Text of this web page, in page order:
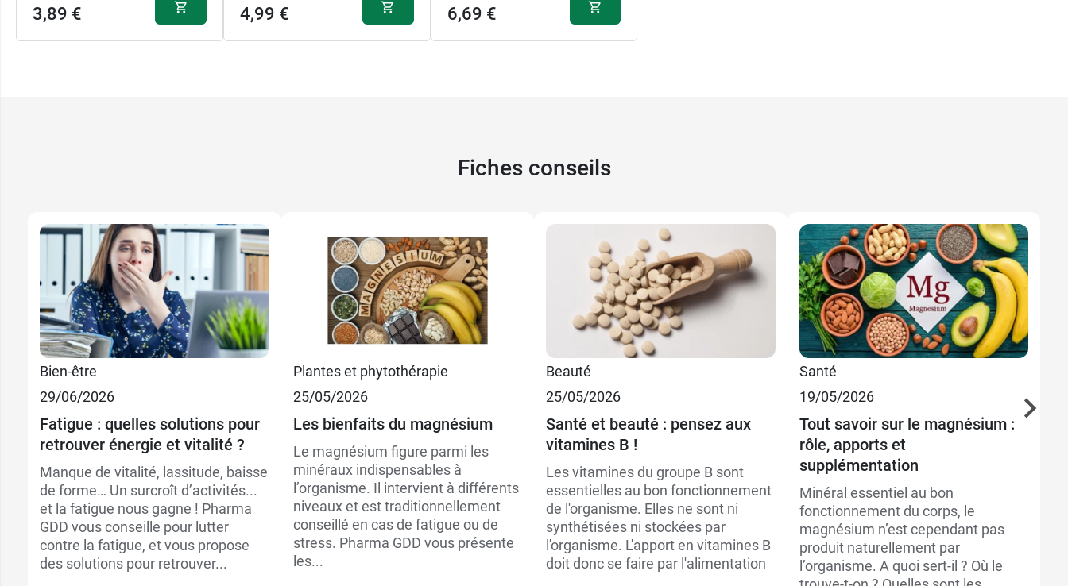
3,89 € 4,99 € 6,69 €
Fiches conseils
Bien-être
29/06/2026
Fatigue : quelles solutions pour
retrouver énergie et vitalité ?
Manque de vitalité, lassitude, baisse
de forme… Un surcroît d’activités...
et la fatigue nous gagne ! Pharma
GDD vous conseille pour lutter
contre la fatigue, et vous propose
des solutions pour retrouver...
Plantes et phytothérapie
25/05/2026
Les bienfaits du magnésium
Le magnésium figure parmi les
minéraux indispensables à
l’organisme. Il intervient à différents
niveaux et est traditionnellement
conseillé en cas de fatigue ou de
stress. Pharma GDD vous présente
les...
Beauté
25/05/2026
Santé et beauté : pensez aux
vitamines B !
Les vitamines du groupe B sont
essentielles au bon fonctionnement
de l'organisme. Elles ne sont ni
synthétisées ni stockées par
l'organisme. L'apport en vitamines B
doit donc se faire par l'alimentation
Santé
19/05/2026
Tout savoir sur le magnésium :
rôle, apports et
supplémentation
Minéral essentiel au bon
fonctionnement du corps, le
magnésium n’est cependant pas
produit naturellement par
l’organisme. A quoi sert-il ? Où le